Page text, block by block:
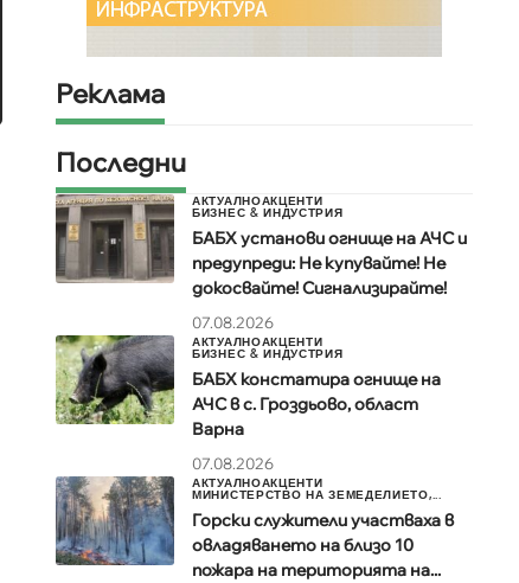
Реклама
Последни
АКТУАЛНОАКЦЕНТИ
БИЗНЕС & ИНДУСТРИЯ
БАБХ установи огнище на АЧС и
предупреди: Не купувайте! Не
докосвайте! Сигнализирайте!
07.08.2026
АКТУАЛНОАКЦЕНТИ
БИЗНЕС & ИНДУСТРИЯ
БАБХ констатира огнище на
АЧС в с. Гроздьово, област
Варна
07.08.2026
АКТУАЛНОАКЦЕНТИ
МИНИСТЕРСТВО НА ЗЕМЕДЕЛИЕТО,...
Горски служители участваха в
овладяването на близо 10
пожара на територията на...